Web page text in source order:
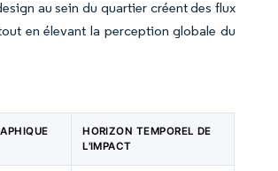
au sein du quartier créent des flux
en élevant la perception globale du
HORIZON TEMPOREL DE
L'IMPACT